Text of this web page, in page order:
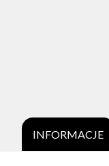
INFORMACJE